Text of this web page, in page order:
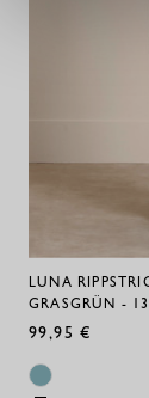
LUNA
GRASGRÜN -
99,95 €